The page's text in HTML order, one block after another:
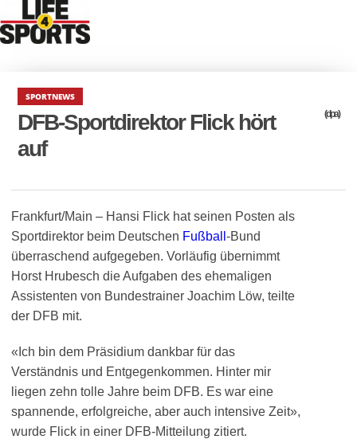
SPORTNEWS
DFB-Sportdirektor Flick hört
auf
(dpa)
Frankfurt/Main – Hansi Flick hat seinen Posten als
Sportdirektor beim Deutschen Fußball -Bund
überraschend aufgegeben. Vorläufig übernimmt
Horst Hrubesch die Aufgaben des ehemaligen
Assistenten von Bundestrainer Joachim Löw, teilte
der DFB mit.
«Ich bin dem Präsidium dankbar für das
Verständnis und Entgegenkommen. Hinter mir
liegen zehn tolle Jahre beim DFB. Es war eine
spannende, erfolgreiche, aber auch intensive Zeit»,
wurde Flick in einer DFB-Mitteilung zitiert.